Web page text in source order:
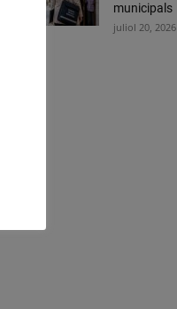
municipals
juliol 20, 2026